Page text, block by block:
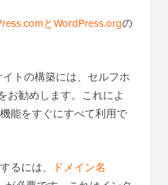
とWordPress.orgの
トの構築には、セルフホ
お勧めします。これによ
能をすぐにすべて利用で
るには、
ドメイン名